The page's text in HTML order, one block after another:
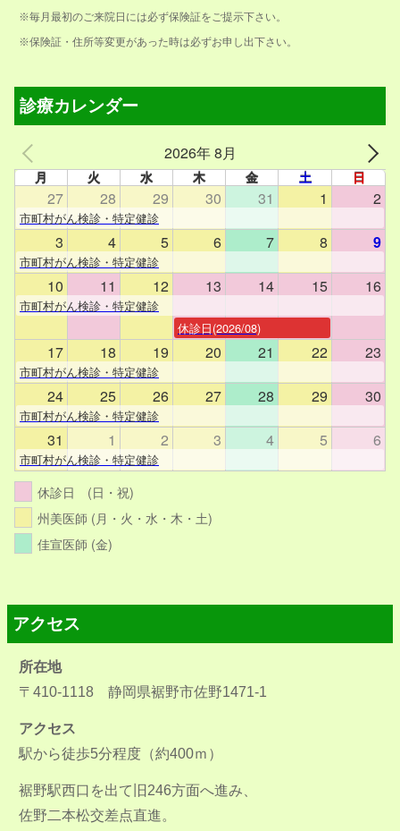
※毎月最初のご来院日には必ず保険証をご提示下さい。
※保険証・住所等変更があった時は必ずお申し出下さい。
診療カレンダー
2026年 8月
月 火 水 木 金 土 日
27 28 29 30 31 1 2
市町村がん検診・特定健診
3 4 5 6 7 8 9
市町村がん検診・特定健診
10 11 12 13 14 15 16
市町村がん検診・特定健診
休診日(2026/08)
17 18 19 20 21 22 23
市町村がん検診・特定健診
24 25 26 27 28 29 30
市町村がん検診・特定健診
31 1 2 3 4 5 6
市町村がん検診・特定健診
休診日 (日・祝)
州美医師 (月・火・水・木・土)
佳宣医師 (金)
アクセス
所在地
〒410-1118 静岡県裾野市佐野1471-1
アクセス
駅から徒歩5分程度（約400ｍ）
裾野駅西口を出て旧246方面へ進み、
佐野二本松交差点直進。